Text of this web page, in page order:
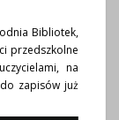
Bibliotek,
przedszkolne
na
zapisów już